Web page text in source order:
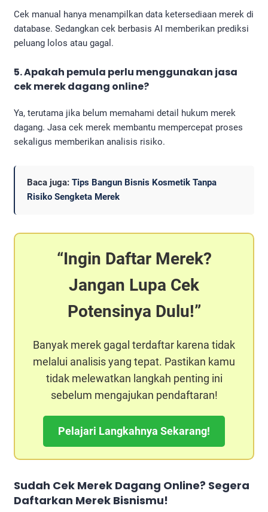
Cek manual hanya menampilkan data ketersediaan merek di
database. Sedangkan cek berbasis AI memberikan prediksi
peluang lolos atau gagal.
5. Apakah pemula perlu menggunakan jasa
cek merek dagang online?
Ya, terutama jika belum memahami detail hukum merek
dagang. Jasa cek merek membantu mempercepat proses
sekaligus memberikan analisis risiko.
Baca juga: Tips Bangun Bisnis Kosmetik Tanpa
Risiko Sengketa Merek
Ingin Daftar Merek?
Jangan Lupa Cek
Potensinya Dulu!
Banyak merek gagal terdaftar karena tidak
melalui analisis yang tepat. Pastikan kamu
tidak melewatkan langkah penting ini
sebelum mengajukan pendaftaran!
Pelajari Langkahnya Sekarang!
Sudah Cek Merek Dagang Online? Segera
Daftarkan Merek Bisnismu!